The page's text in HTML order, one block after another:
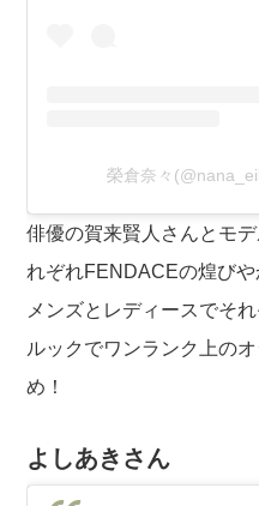
榮倉奈々
俳優の賀来賢人さんとモ
れぞれFENDACEの煌びや
メンズとレディースでそ
ルックでワンランク上の
め！
よしあきさん